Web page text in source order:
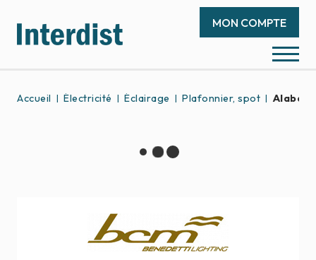
MON COMPTE
Accueil Électricité Éclairage Plafonnier, spot